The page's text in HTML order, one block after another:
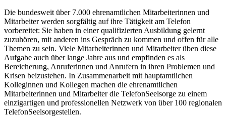
Die bundesweit über 7.000 ehrenamtlichen Mitarbeiterinnen und
Mitarbeiter werden sorgfältig auf ihre Tätigkeit am Telefon
vorbereitet: Sie haben in einer qualifizierten Ausbildung gelernt
zuzuhören, mit anderen ins Gespräch zu kommen und offen für alle
Themen zu sein. Viele Mitarbeiterinnen und Mitarbeiter üben diese
Aufgabe auch über lange Jahre aus und empfinden es als
Bereicherung, Anruferinnen und Anrufern in ihren Problemen und
Krisen beizustehen. In Zusammenarbeit mit hauptamtlichen
Kolleginnen und Kollegen machen die ehrenamtlichen
Mitarbeiterinnen und Mitarbeiter die TelefonSeelsorge zu einem
einzigartigen und professionellen Netzwerk von über 100 regionalen
TelefonSeelsorgestellen.